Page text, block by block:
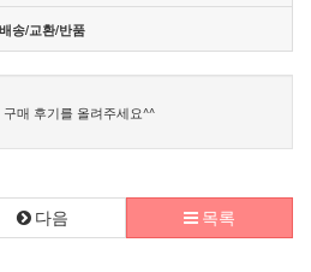
배송/교환/반품
매 후기를 올려주세요^^
다음 목록